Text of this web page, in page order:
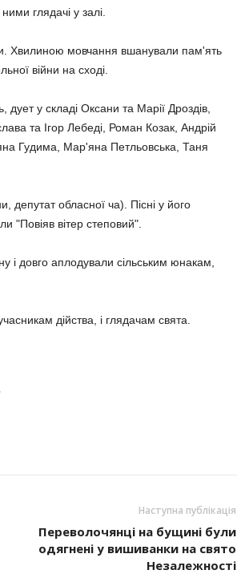
глядачі у залі.
Хвилиною мовчання вшанували пам'ять
війни на сході.
у складі Оксани та Марії Дроздів,
та Ігор Лебеді, Роман Козак, Андрій
Гудима, Мар'яна Петльовська, Таня
депутат обласної ча). Пісні у його
"Повіяв вітер степовий".
і довго аплодували сільським юнакам,
дійства, і глядачам свята.
Наступна публікація
Переволочянці на бущині були
одягнені у вишиванки на свято
Незалежності